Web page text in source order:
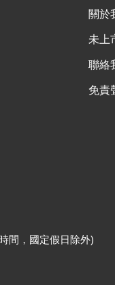
關於
未上
聯絡
免責
間，國定假日除外)